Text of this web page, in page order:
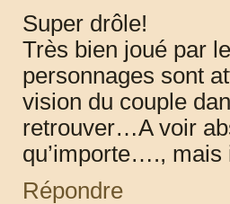
Super drôle!
Très bien joué par
personnages sont
vision du couple
retrouver…A voir
qu’importe…., mais
Répondre